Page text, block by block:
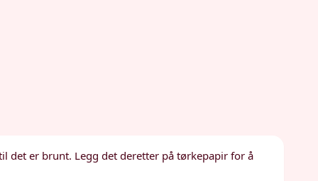
det er brunt. Legg det deretter på tørkepapir for å